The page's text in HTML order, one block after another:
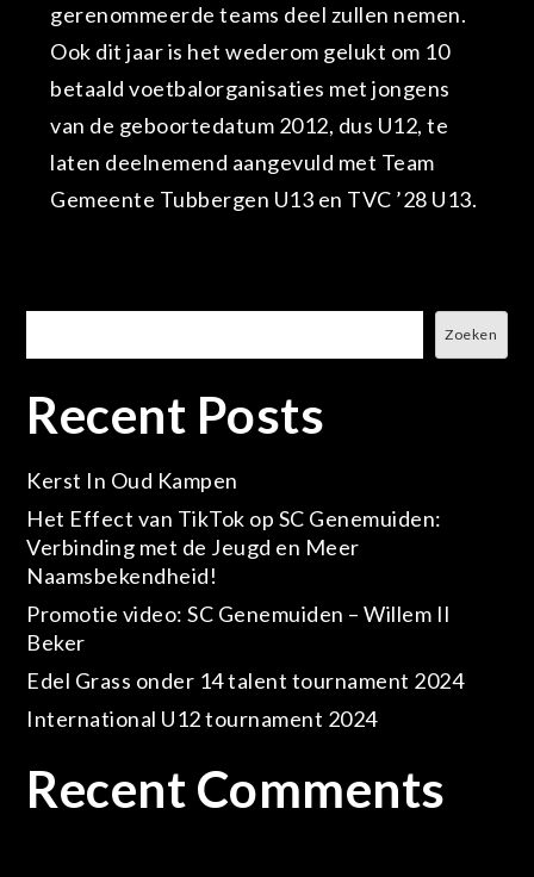
gerenommeerde teams deel zullen nemen.
Ook dit jaar is het wederom gelukt om 10
betaald voetbalorganisaties met jongens
van de geboortedatum 2012, dus U12, te
laten deelnemend aangevuld met Team
Gemeente Tubbergen U13 en TVC ’28 U13.
Zoeken
Recent Posts
Kerst In Oud Kampen
Het Effect van TikTok op SC Genemuiden:
Verbinding met de Jeugd en Meer
Naamsbekendheid!
Promotie video: SC Genemuiden – Willem II
Beker
Edel Grass onder 14 talent tournament 2024
International U12 tournament 2024
Recent Comments